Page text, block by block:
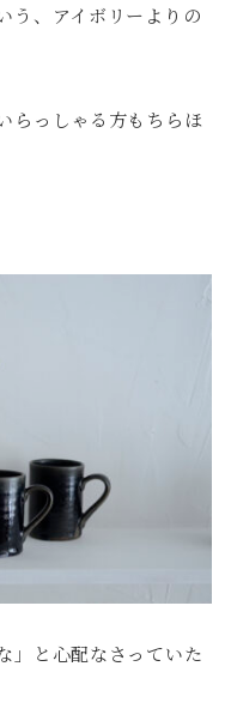
う、アイボリーよりの
らっしゃる方もちらほ
」と心配なさっていた